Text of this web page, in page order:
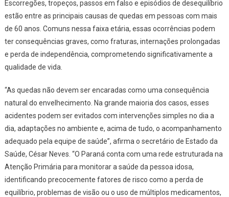
Escorregões, tropeços, passos em falso e episódios de desequilíbrio
estão entre as principais causas de quedas em pessoas com mais
de 60 anos. Comuns nessa faixa etária, essas ocorrências podem
ter consequências graves, como fraturas, internações prolongadas
e perda de independência, comprometendo significativamente a
qualidade de vida.
“As quedas não devem ser encaradas como uma consequência
natural do envelhecimento. Na grande maioria dos casos, esses
acidentes podem ser evitados com intervenções simples no dia a
dia, adaptações no ambiente e, acima de tudo, o acompanhamento
adequado pela equipe de saúde”, afirma o secretário de Estado da
Saúde, César Neves. “O Paraná conta com uma rede estruturada na
Atenção Primária para monitorar a saúde da pessoa idosa,
identificando precocemente fatores de risco como a perda de
equilíbrio, problemas de visão ou o uso de múltiplos medicamentos,